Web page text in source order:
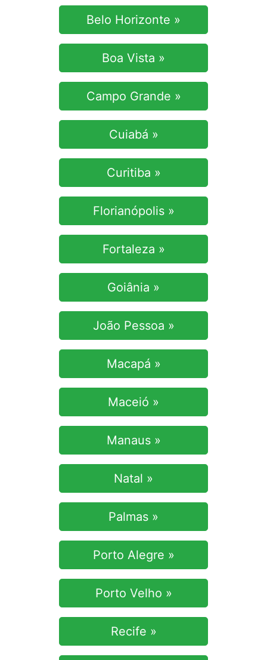
Belo Horizonte »
Boa Vista »
Campo Grande »
Cuiabá »
Curitiba »
Florianópolis »
Fortaleza »
Goiânia »
João Pessoa »
Macapá »
Maceió »
Manaus »
Natal »
Palmas »
Porto Alegre »
Porto Velho »
Recife »